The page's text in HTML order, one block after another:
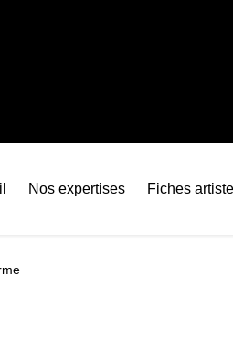
Nos expertises Fiches